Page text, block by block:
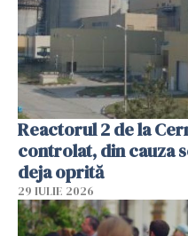
Reactorul 2 de la
controlat, din cauza
deja oprită
29 IULIE 2026